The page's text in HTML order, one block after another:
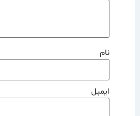
نام
ایمیل